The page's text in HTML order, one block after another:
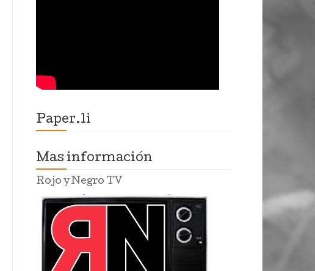
Paper.li
Mas información
Rojo y Negro TV